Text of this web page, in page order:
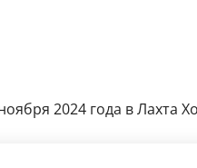
2024 года в Лахта